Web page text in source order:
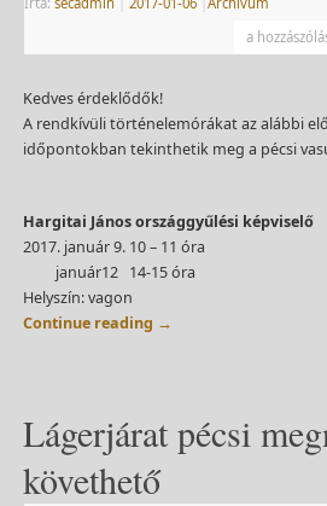
a
Kedves érdeklődők!
A rendkívüli történelemórákat az alábbi
időpontokban tekinthetik meg a pécsi
Hargitai János országgyűlési képviselő
2017. január 9. 10 – 11 óra
január12 14-15 óra
Helyszín: vagon
Continue reading →
Lágerjárat pécsi
követhető